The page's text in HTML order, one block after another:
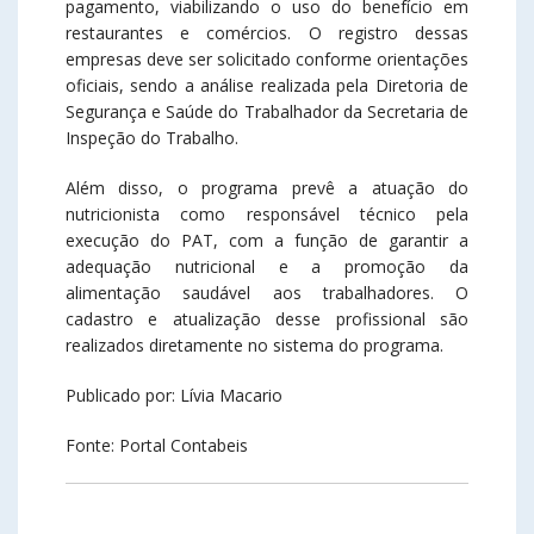
pagamento, viabilizando o uso do benefício em
restaurantes e comércios. O registro dessas
empresas deve ser solicitado conforme orientações
oficiais, sendo a análise realizada pela Diretoria de
Segurança e Saúde do Trabalhador da Secretaria de
Inspeção do Trabalho.
Além disso, o programa prevê a atuação do
nutricionista como responsável técnico pela
execução do PAT, com a função de garantir a
adequação nutricional e a promoção da
alimentação saudável aos trabalhadores. O
cadastro e atualização desse profissional são
realizados diretamente no sistema do programa.
Publicado por: Lívia Macario
Fonte: Portal Contabeis